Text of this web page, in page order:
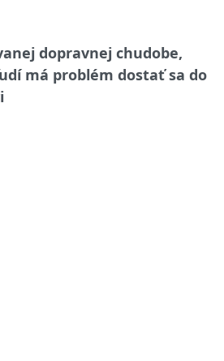
dopravnej chudobe,
má problém dostať sa do